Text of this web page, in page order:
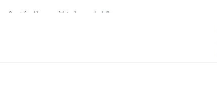
tác là người trùng sinh?
bản nguyên tác?